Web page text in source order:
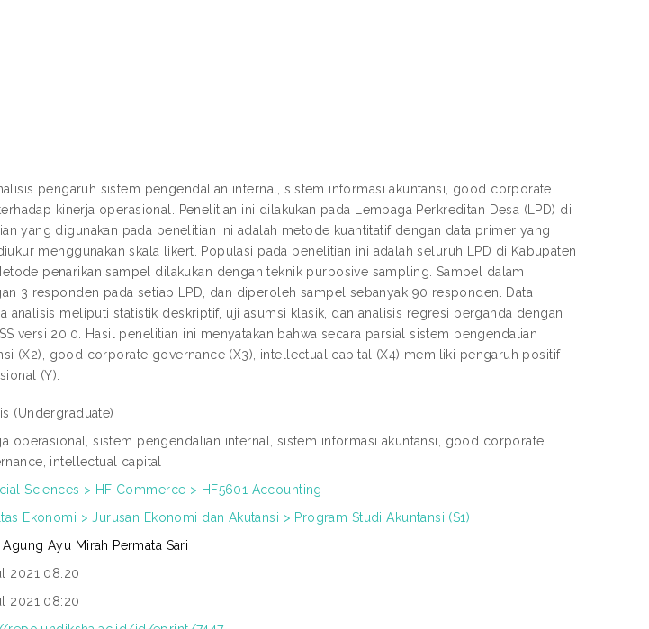
pengaruh sistem pengendalian internal, sistem informasi akuntansi, good corporate
kinerja operasional. Penelitian ini dilakukan pada Lembaga Perkreditan Desa (LPD) di
yang digunakan pada penelitian ini adalah metode kuantitatif dengan data primer yang
menggunakan skala likert. Populasi pada penelitian ini adalah seluruh LPD di Kabupaten
penarikan sampel dilakukan dengan teknik purposive sampling. Sampel dalam
3 responden pada setiap LPD, dan diperoleh sampel sebanyak 90 responden. Data
analisis meliputi statistik deskriptif, uji asumsi klasik, dan analisis regresi berganda dengan
versi 20.0. Hasil penelitian ini menyatakan bahwa secara parsial sistem pengendalian
(X2), good corporate governance (X3), intellectual capital (X4) memiliki pengaruh positif
(Y).
(Undergraduate)
operasional, sistem pengendalian internal, sistem informasi akuntansi, good corporate
intellectual capital
Sciences > HF Commerce > HF5601 Accounting
Ekonomi > Jurusan Ekonomi dan Akutansi > Program Studi Akuntansi (S1)
Agung Ayu Mirah Permata Sari
2021 08:20
2021 08:20